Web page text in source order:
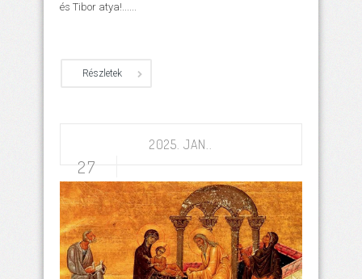
és Tibor atya!......
Részletek
2025. JAN..
27